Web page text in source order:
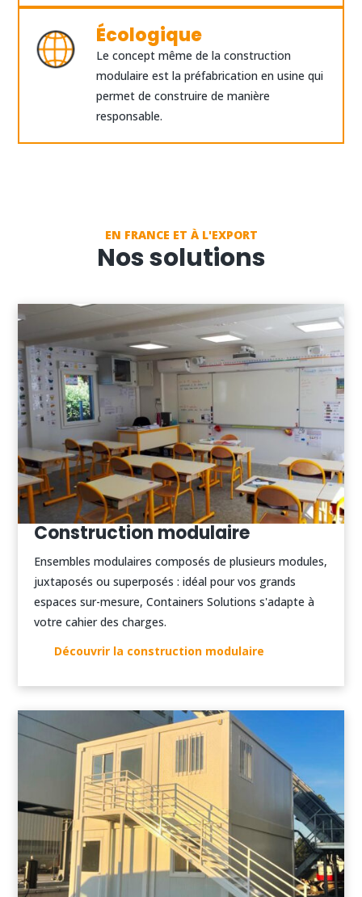
Écologique
Le concept même de la construction
modulaire est la préfabrication en usine qui
permet de construire de manière
responsable.
EN FRANCE ET À L'EXPORT
Nos solutions
Construction modulaire
Ensembles modulaires composés de plusieurs modules,
juxtaposés ou superposés : idéal pour vos grands
espaces sur-mesure, Containers Solutions s'adapte à
votre cahier des charges.
Découvrir la construction modulaire